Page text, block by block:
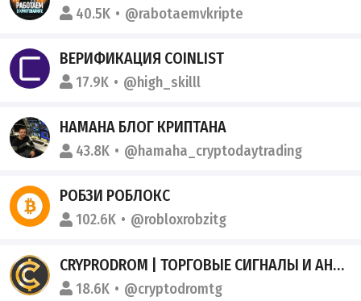
40.5K @rabotaemvkripte
ВЕРИФИКАЦИЯ COINLIST
17.9K @high_skilll
HAMAHA БЛОГ КРИПТАНА
43.8K @hamaha_cryptodaytrading
РОБЗИ РОБЛОКС
102.6K @robloxrobzitg
CRYPRODROM | ТОРГОВЫЕ СИГНАЛЫ И АНАЛИТИКА ПО КРИПТОВАЛЮТАМ
18.6K @cryptodromtg